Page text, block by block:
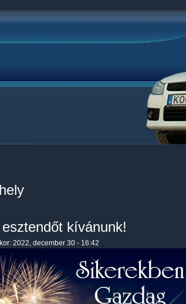
kívánunk!
2022, december 30 - 16:42